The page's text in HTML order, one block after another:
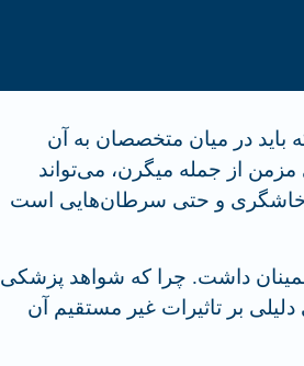
باید در میان متخصصان به آن
از جمله میگرن، می‌تواند
پرخاشگری و حتی سرطان‌هایی است
داشت. چرا که شواهد پزشکی
بر تاثیرات غیر مستقیم آن